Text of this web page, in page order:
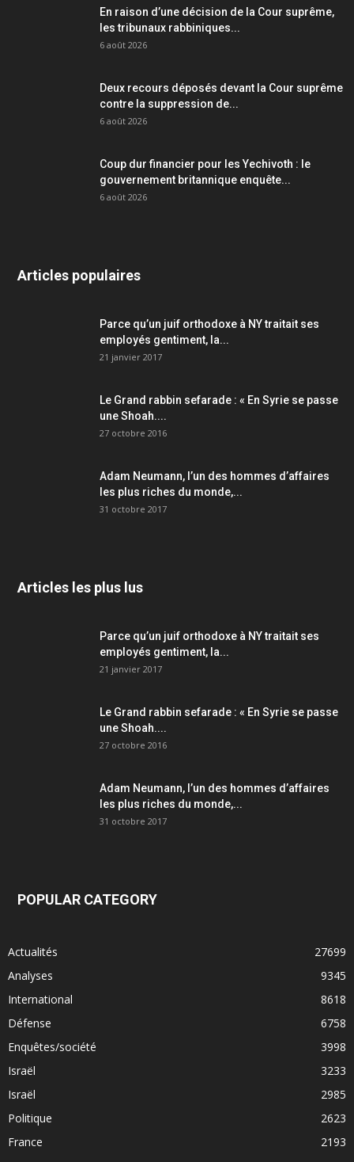
En raison d’une décision de la Cour suprême,
les tribunaux rabbiniques...
6 août 2026
Deux recours déposés devant la Cour suprême
contre la suppression de...
6 août 2026
Coup dur financier pour les Yechivoth : le
gouvernement britannique enquête...
6 août 2026
Articles populaires
Parce qu’un juif orthodoxe à NY traitait ses
employés gentiment, la...
21 janvier 2017
Le Grand rabbin sefarade : « En Syrie se passe
une Shoah....
27 octobre 2016
Adam Neumann, l’un des hommes d’affaires
les plus riches du monde,...
31 octobre 2017
Articles les plus lus
Parce qu’un juif orthodoxe à NY traitait ses
employés gentiment, la...
21 janvier 2017
Le Grand rabbin sefarade : « En Syrie se passe
une Shoah....
27 octobre 2016
Adam Neumann, l’un des hommes d’affaires
les plus riches du monde,...
31 octobre 2017
POPULAR CATEGORY
Actualités
27699
Analyses
9345
International
8618
Défense
6758
Enquêtes/société
3998
Israël
3233
Israël
2985
Politique
2623
France
2193